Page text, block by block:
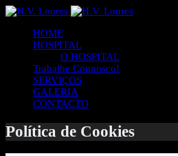
HOME
HOSPITAL
O HOSPITAL
Trabalhe Connosco!
SERVIÇOS
GALERIA
CONTACTO
Política de Cookies